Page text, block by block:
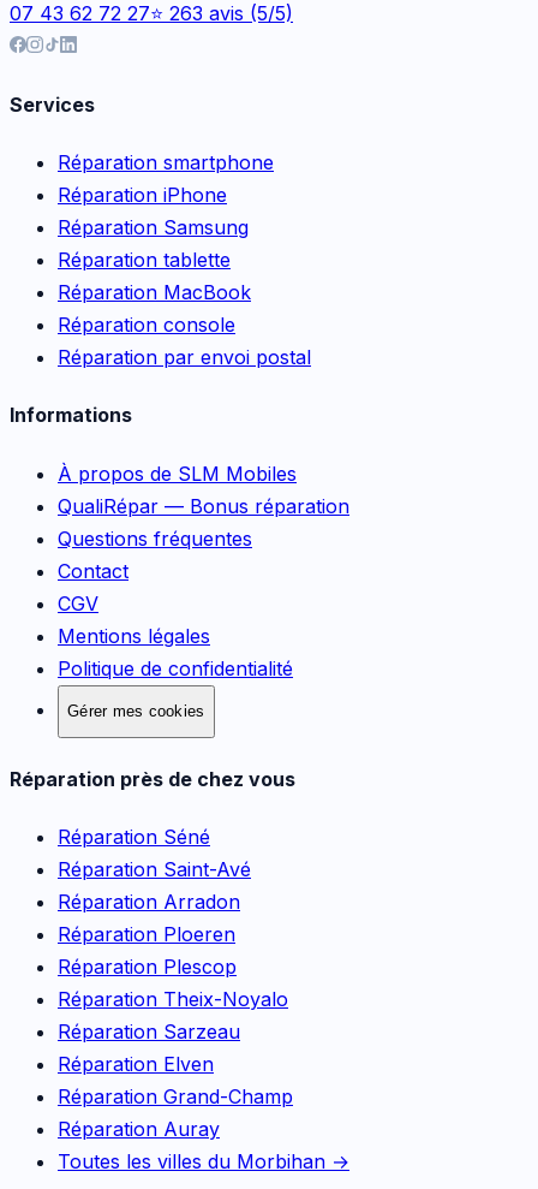
07 43 62 72 27⭐ 263 avis (5/5)
Services
Réparation smartphone
Réparation iPhone
Réparation Samsung
Réparation tablette
Réparation MacBook
Réparation console
Réparation par envoi postal
Informations
À propos de SLM Mobiles
QualiRépar — Bonus réparation
Questions fréquentes
Contact
CGV
Mentions légales
Politique de confidentialité
Gérer mes cookies
Réparation près de chez vous
Réparation Séné
Réparation Saint-Avé
Réparation Arradon
Réparation Ploeren
Réparation Plescop
Réparation Theix-Noyalo
Réparation Sarzeau
Réparation Elven
Réparation Grand-Champ
Réparation Auray
Toutes les villes du Morbihan →